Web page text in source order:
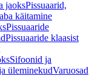
jaoksPissuaarid,
käitamine
Pissuaaride
Pissuaaride klaasist
Sifoonid ja
üleminekudVaruosad